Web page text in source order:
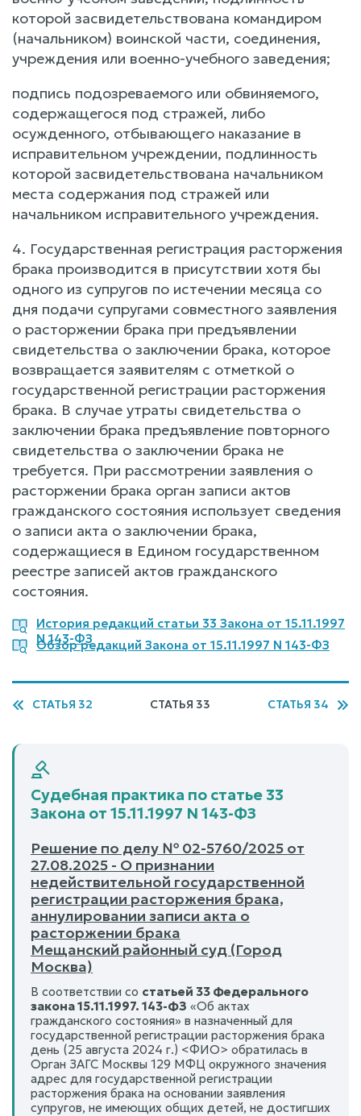
которой засвидетельствована командиром
(начальником) воинской части, соединения,
учреждения или военно-учебного заведения;
подпись подозреваемого или обвиняемого,
содержащегося под стражей, либо
осужденного, отбывающего наказание в
исправительном учреждении, подлинность
которой засвидетельствована начальником
места содержания под стражей или
начальником исправительного учреждения.
4. Государственная регистрация расторжения
брака производится в присутствии хотя бы
одного из супругов по истечении месяца со
дня подачи супругами совместного заявления
о расторжении брака при предъявлении
свидетельства о заключении брака, которое
возвращается заявителям с отметкой о
государственной регистрации расторжения
брака. В случае утраты свидетельства о
заключении брака предъявление повторного
свидетельства о заключении брака не
требуется. При рассмотрении заявления о
расторжении брака орган записи актов
гражданского состояния использует сведения
о записи акта о заключении брака,
содержащиеся в Едином государственном
реестре записей актов гражданского
состояния.
История редакций статьи 33 Закона от 15.11.1997
N 143-ФЗ
Обзор редакций Закона от 15.11.1997 N 143-ФЗ
СТАТЬЯ 32 СТАТЬЯ 33 СТАТЬЯ 34
Судебная практика по статье 33
Закона от 15.11.1997 N 143-ФЗ
Решение по делу № 02-5760/2025 от
27.08.2025 - О признании
недействительной государственной
регистрации расторжения брака,
аннулировании записи акта о
расторжении брака
Мещанский районный суд (Город
Москва)
В соответствии со статьей 33 Федерального
закона 15.11.1997. 143-ФЗ «Об актах
гражданского состояния» в назначенный для
государственной регистрации расторжения брака
день (25 августа 2024 г.) <ФИО> обратилась в
Орган ЗАГС Москвы 129 МФЦ окружного значения
адрес для государственной регистрации
расторжения брака на основании заявления
супругов, не имеющих общих детей, не достигших